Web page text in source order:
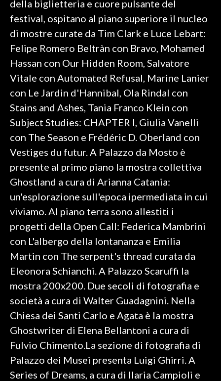
della biglietteria e cuore pulsante del
festival, ospitano al piano superiore il nucleo
di mostre curate da Tim Clark e Luce Lebart:
Felipe Romero Beltràn con Bravo, Mohamed
Hassan con Our Hidden Room, Salvatore
Vitale con Automated Refusal, Marine Lanier
con Le Jardin d'Hannibal, Ola Rindal con
Stains and Ashes, Tania Franco Klein con
Subject Studies: CHAPTER I, Giulia Vanelli
con The Season e Frédéric D. Oberland con
Vestiges du futur. A Palazzo da Mosto è
presente al primo piano la mostra collettiva
Ghostland a cura di Arianna Catania:
un'esplorazione sull'epoca ipermediata in cui
viviamo. Al piano terra sono allestiti i
progetti della Open Call: Federica Mambrini
con L'albergo della lontananza e Emilia
Martin con The serpent's thread curata da
Eleonora Schianchi. A Palazzo Scaruffi la
mostra 200x200. Due secoli di fotografia e
società a cura di Walter Guadagnini. Nella
Chiesa dei Santi Carlo e Agata è la mostra
Ghostwriter di Elena Bellantoni a cura di
Fulvio Chimento.La sezione di fotografia di
Palazzo dei Musei presenta Luigi Ghirri. A
Series of Dreams, a cura di Ilaria Campioli e